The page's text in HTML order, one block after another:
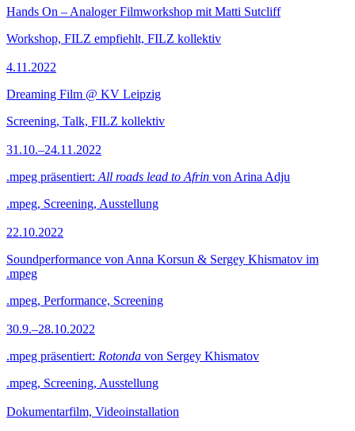
Hands On – Analoger Filmworkshop mit Matti Sutcliff
Workshop, FILZ empfiehlt, FILZ kollektiv
4.11.2022
Dreaming Film @ KV Leipzig
Screening, Talk, FILZ kollektiv
31.10.–24.11.2022
.mpeg präsentiert: All roads lead to Afrin von Arina Adju
.mpeg, Screening, Ausstellung
22.10.2022
Soundperformance von Anna Korsun & Sergey Khismatov im
.mpeg
.mpeg, Performance, Screening
30.9.–28.10.2022
.mpeg präsentiert: Rotonda von Sergey Khismatov
.mpeg, Screening, Ausstellung
Dokumentarfilm, Videoinstallation